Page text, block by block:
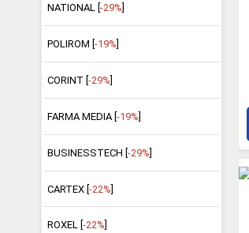
NATIONAL [ -29%
POLIROM [ -19%
CORINT [ -29%
FARMA MEDIA [ -19%
BUSINESSTECH [-29%]
CARTEX [-22%]
ROXEL [ -22%